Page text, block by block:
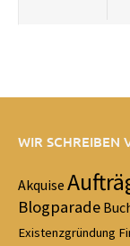
WIR SCHREIBEN
Akquise
Blogparade
Existenzgründung